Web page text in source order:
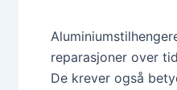
reparasjoner over
De krever også